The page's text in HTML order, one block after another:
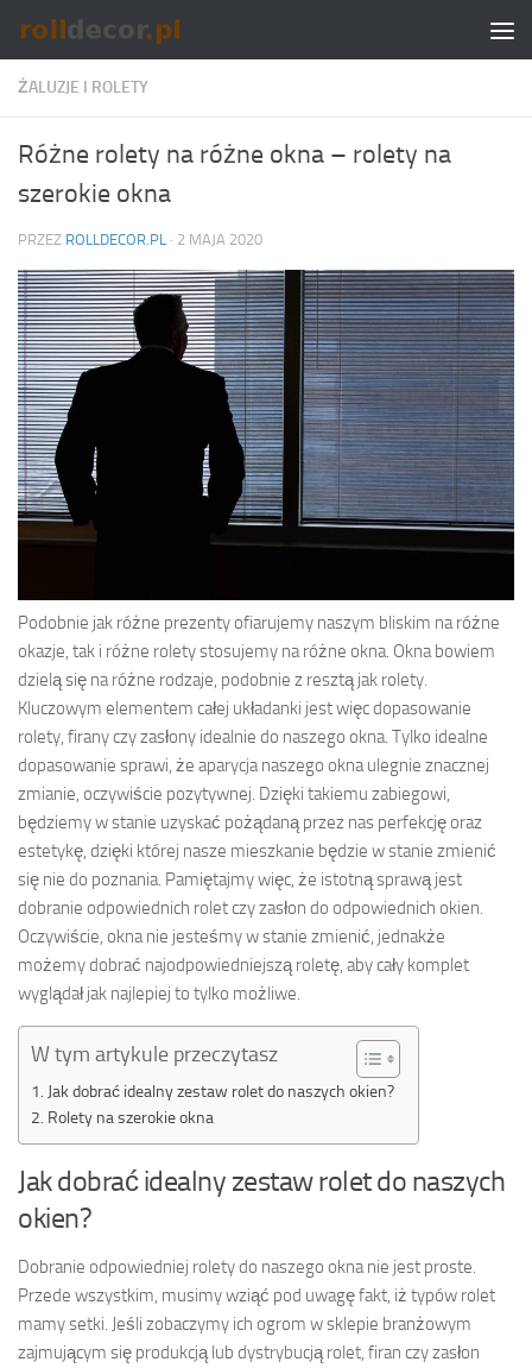
Skip to content
ŻALUZJE I ROLETY
Różne rolety na różne okna – rolety na
szerokie okna
PRZEZ ROLLDECOR.PL · 2 MAJA 2020
Podobnie jak różne prezenty ofiarujemy naszym bliskim na różne
okazje, tak i różne rolety stosujemy na różne okna. Okna bowiem
dzielą się na różne rodzaje, podobnie z resztą jak rolety.
Kluczowym elementem całej układanki jest więc dopasowanie
rolety, firany czy zasłony idealnie do naszego okna. Tylko idealne
dopasowanie sprawi, że aparycja naszego okna ulegnie znacznej
zmianie, oczywiście pozytywnej. Dzięki takiemu zabiegowi,
będziemy w stanie uzyskać pożądaną przez nas perfekcję oraz
estetykę, dzięki której nasze mieszkanie będzie w stanie zmienić
się nie do poznania. Pamiętajmy więc, że istotną sprawą jest
dobranie odpowiednich rolet czy zasłon do odpowiednich okien.
Oczywiście, okna nie jesteśmy w stanie zmienić, jednakże
możemy dobrać najodpowiedniejszą roletę, aby cały komplet
wyglądał jak najlepiej to tylko możliwe.
W tym artykule przeczytasz
Jak dobrać idealny zestaw rolet do naszych okien?
Rolety na szerokie okna
Jak dobrać idealny zestaw rolet do naszych
okien?
Dobranie odpowiedniej rolety do naszego okna nie jest proste.
Przede wszystkim, musimy wziąć pod uwagę fakt, iż typów rolet
mamy setki. Jeśli zobaczymy ich ogrom w sklepie branżowym
zajmującym się produkcją lub dystrybucją rolet, firan czy zasłon